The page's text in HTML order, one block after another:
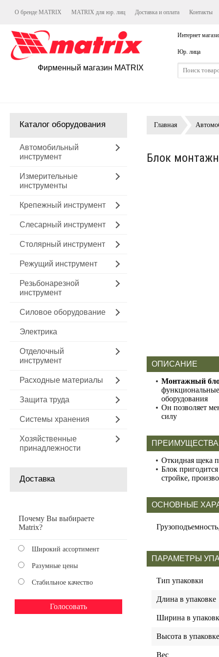
О бренде MATRIX MATRIX для юр. лиц Доставка и оплата Контакты
Фирменный магазин MATRIX
Интернет
Юр. лица
Каталог оборудования
Автомобильный
инструмент
Измерительные
инструменты
Крепежный инструмент
Слесарный инструмент
Столярный инструмент
Режущий инструмент
Резьбонарезной
инструмент
Силовое оборудование
Электрика
Отделочный
инструмент
Расходные материалы
Защита труда
Системы хранения
Хозяйственные
принадлежности
Доставка
Почему Вы выбираете
Matrix?
Широкий ассортимент
Разумные цены
Стабильное качество
Главная
Блок
ОПИСАНИЕ
Монтажный
оборудования
Он позволяет
силу
ПРЕИМУЩЕСТВА
Откидная щека
Блок
стройке,
ОСНОВНЫЕ
ПАРАМЕТРЫ
Тип упаковки
Длина в упаковке
Ширина в
Высота в упаковке
Вес